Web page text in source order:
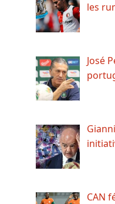
les
José
CAN